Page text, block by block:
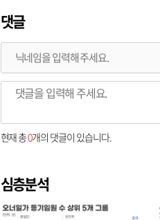
댓글
현재 총0개의 댓글이 있습니다.
심층분석